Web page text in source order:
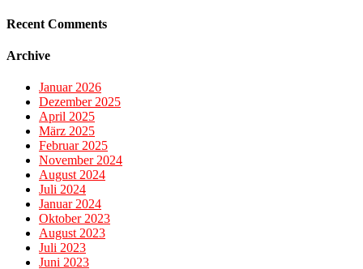
Recent Comments
Archive
Januar 2026
Dezember 2025
April 2025
März 2025
Februar 2025
November 2024
August 2024
Juli 2024
Januar 2024
Oktober 2023
August 2023
Juli 2023
Juni 2023